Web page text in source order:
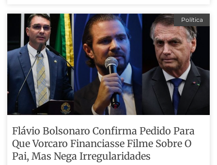
Política
Flávio Bolsonaro Confirma Pedido Para
Que Vorcaro Financiasse Filme Sobre O
Pai, Mas Nega Irregularidades